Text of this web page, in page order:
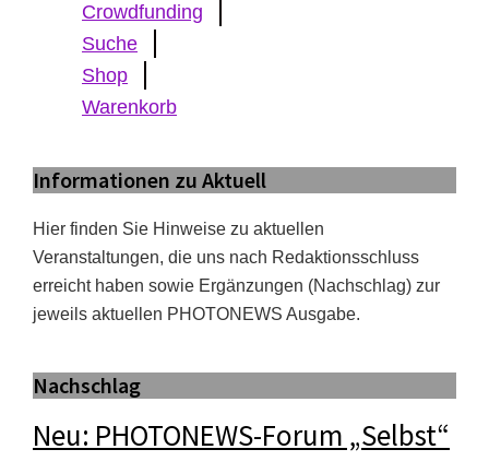
Crowdfunding
Suche
Shop
Warenkorb
Informationen zu Aktuell
Hier finden Sie Hinweise zu aktuellen
Veranstaltungen, die uns nach Redaktionsschluss
erreicht haben sowie Ergänzungen (Nachschlag) zur
jeweils aktuellen PHOTONEWS Ausgabe.
Nachschlag
Neu: PHOTONEWS-Forum „Selbst“